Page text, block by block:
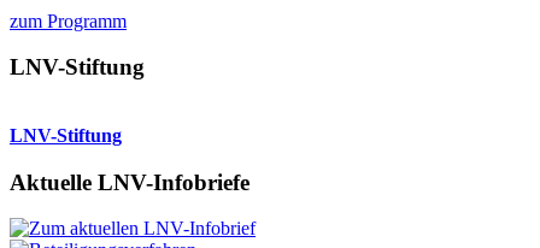
zum Programm
LNV-Stiftung
LNV-Stiftung
Aktuelle LNV-Infobriefe